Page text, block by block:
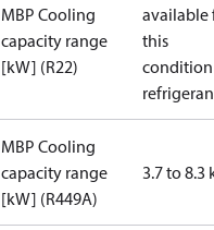
MBP Cooling
capacity range
[kW] (R22)
available
this
MBP Cooling
capacity range
[kW] (R449A)
3.7 to 8.3